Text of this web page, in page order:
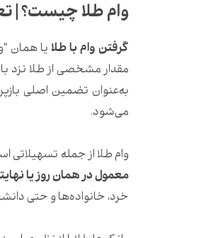
وام طلا چیست؟ |
گرفتن وام با طلا یا همان
مقدار مشخصی از طلا نزد
به‌عنوان تضمین اصلی
می‌شود.
وام طلا از جمله تسهیلاتی
معمول در همان روز یا نهایتاً طی ۲۴ ساعت قابل
خرد، خانواده‌ها و حتی